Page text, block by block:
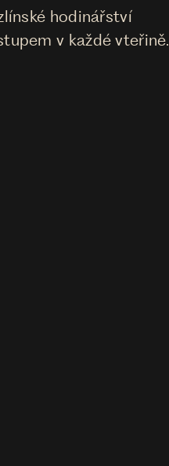
hodinářství
v každé vteřině.